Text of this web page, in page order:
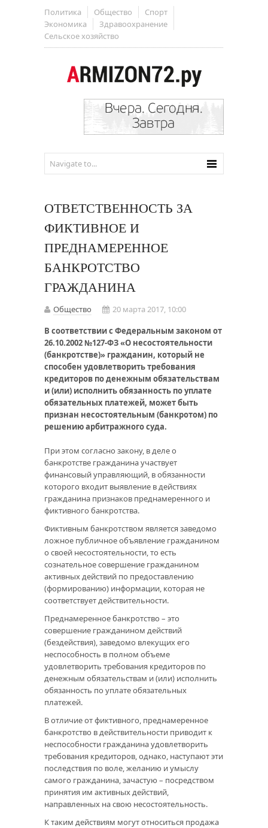
Политика Общество
Спорт
Экономика
Здравоохранение
Сельское хозяйство
ОТВЕТСТВЕННОСТЬ ЗА
ФИКТИВНОЕ И
ПРЕДНАМЕРЕННОЕ
БАНКРОТСТВО
ГРАЖДАНИНА
Общество
20 марта 2017, 10:00
В соответствии с Федеральным законом от
26.10.2002 №127-ФЗ «О несостоятельности
(банкротстве)» гражданин, который не
способен удовлетворить требования
кредиторов по денежным обязательствам
и (или) исполнить обязанность по уплате
обязательных платежей, может быть
признан несостоятельным (банкротом) по
решению арбитражного суда.
При этом согласно закону, в деле о
банкротстве гражданина участвует
финансовый управляющий, в обязанности
которого входит выявление в действиях
гражданина признаков преднамеренного и
фиктивного банкротства.
Фиктивным банкротством является заведомо
ложное публичное объявление гражданином
о своей несостоятельности, то есть
сознательное совершение гражданином
активных действий по предоставлению
(формированию) информации, которая не
соответствует действительности.
Преднамеренное банкротство – это
совершение гражданином действий
(бездействия), заведомо влекущих его
неспособность в полном объеме
удовлетворить требования кредиторов по
денежным обязательствам и (или) исполнить
обязанность по уплате обязательных
платежей.
В отличие от фиктивного, преднамеренное
банкротство в действительности приводит к
неспособности гражданина удовлетворить
требования кредиторов, однако, наступают эти
последствия по воле, желанию и умыслу
самого гражданина, зачастую – посредством
принятия им активных действий,
направленных на свою несостоятельность.
К таким действиям могут относиться продажа